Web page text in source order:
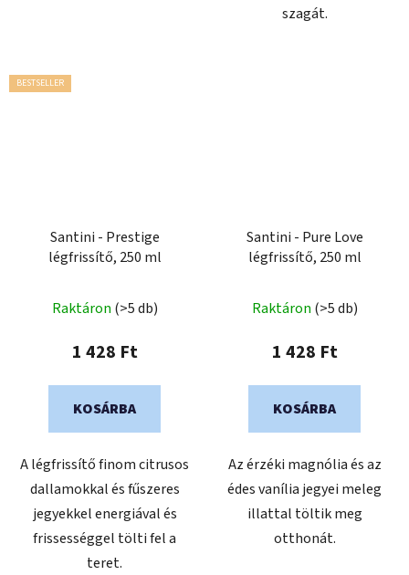
szagát.
BESTSELLER
Santini - Prestige
légfrissítő, 250 ml
Raktáron (>5 db)
1 428 Ft
KOSÁRBA
A légfrissítő finom citrusos
dallamokkal és fűszeres
jegyekkel energiával és
frissességgel tölti fel a
teret.
Santini - Pure Love
légfrissítő, 250 ml
Raktáron (>5 db)
1 428 Ft
KOSÁRBA
Az érzéki magnólia és az
édes vanília jegyei meleg
illattal töltik meg
otthonát.